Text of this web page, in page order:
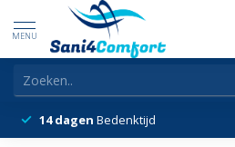
MENU
14 dagen Bedenktijd